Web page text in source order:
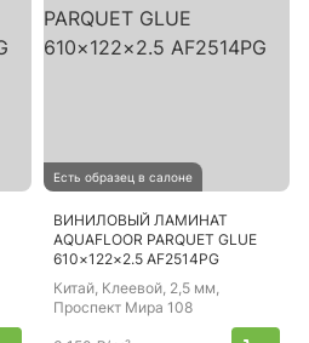
Есть образец в салоне
ВИНИЛОВЫЙ ЛАМИНАТ
AQUAFLOOR PARQUET GLUE
610×122×2.5 AF2514PG
Китай, Клеевой, 2,5 мм,
Проспект Мира 108